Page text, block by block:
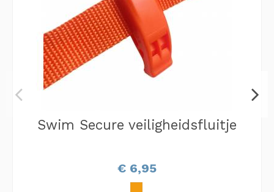
Swim Secure veiligheidsfluitje
€ 6,95